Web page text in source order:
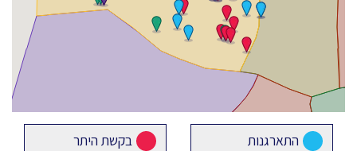
התארגנות בקשת היתר